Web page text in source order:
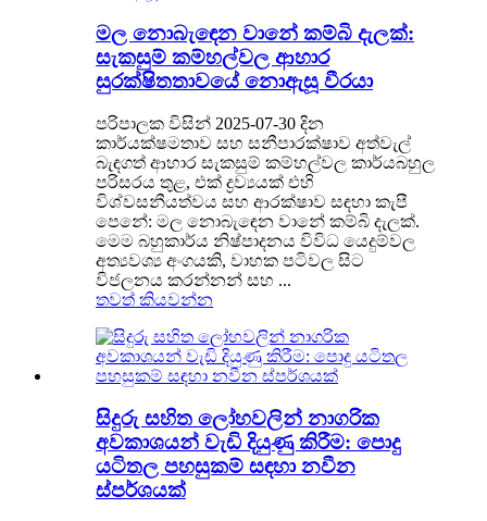
මල නොබැඳෙන වානේ කම්බි දැලක්:
සැකසුම් කම්හල්වල ආහාර
සුරක්ෂිතතාවයේ නොඇසූ වීරයා
පරිපාලක විසින් 2025-07-30 දින
කාර්යක්ෂමතාව සහ සනීපාරක්ෂාව අත්වැල්
බැඳගත් ආහාර සැකසුම් කම්හල්වල කාර්යබහුල
පරිසරය තුළ, එක් ද්‍රව්‍යයක් එහි
විශ්වසනීයත්වය සහ ආරක්ෂාව සඳහා කැපී
පෙනේ: මල නොබැඳෙන වානේ කම්බි දැලක්.
මෙම බහුකාර්ය නිෂ්පාදනය විවිධ යෙදුම්වල
අත්‍යවශ්‍ය අංගයකි, වාහක පටිවල සිට
විජලනය කරන්නන් සහ ...
තවත් කියවන්න
සිදුරු සහිත ලෝහවලින් නාගරික
අවකාශයන් වැඩි දියුණු කිරීම: පොදු
යටිතල පහසුකම් සඳහා නවීන
ස්පර්ශයක්